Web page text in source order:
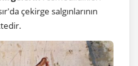
çekirge salgınlarının